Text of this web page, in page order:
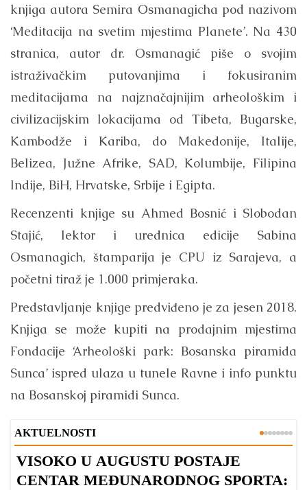
knjiga autora Semira Osmanagicha pod nazivom
‘Meditacija na svetim mjestima Planete’. Na 430
stranica, autor dr. Osmanagić piše o svojim
istraživačkim putovanjima i fokusiranim
meditacijama na najznačajnijim arheološkim i
civilizacijskim lokacijama od Tibeta, Bugarske,
Kambodže i Kariba, do Makedonije, Italije,
Belizea, Južne Afrike, SAD, Kolumbije, Filipina
Indije, BiH, Hrvatske, Srbije i Egipta.
Recenzenti knjige su Ahmed Bosnić i Slobodan
Stajić, lektor i urednica edicije Sabina
Osmanagich, štamparija je CPU iz Sarajeva, a
početni tiraž je 1.000 primjeraka.
Predstavljanje knjige predviđeno je za jesen 2018.
Knjiga se može kupiti na prodajnim mjestima
Fondacije ‘Arheološki park: Bosanska piramida
Sunca’ ispred ulaza u tunele Ravne i info punktu
na Bosanskoj piramidi Sunca.
AKTUELNOSTI
VISOKO U AUGUSTU POSTAJE
CENTAR MEĐUNARODNOG SPORTA: